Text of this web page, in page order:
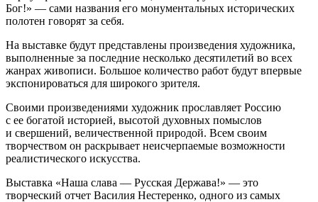
Бог!» — сами названия его монументальных исторических
полотен говорят за себя.
На выставке будут представлены произведения художника,
выполненные за последние несколько десятилетий во всех
жанрах живописи. Большое количество работ будут впервые
экспонироваться для широкого зрителя.
Своими произведениями художник прославляет Россию
с ее богатой историей, высотой духовных помыслов
и свершений, величественной природой. Всем своим
творчеством он раскрывает неисчерпаемые возможности
реалистического искусства.
Выставка «Наша слава — Русская Держава!» — это
творческий отчет Василия Нестеренко, одного из самых